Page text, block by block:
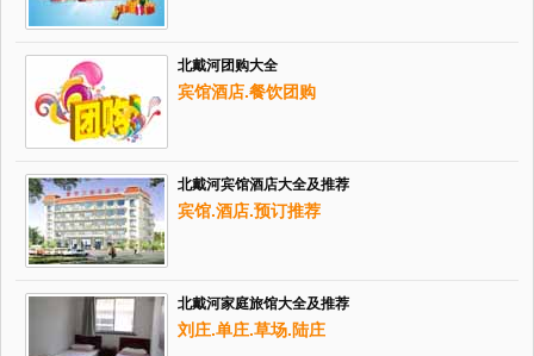
北戴河团购大全
宾馆酒店.餐饮团购
北戴河宾馆酒店大全及推荐
宾馆.酒店.预订推荐
北戴河家庭旅馆大全及推荐
刘庄.单庄.草场.陆庄